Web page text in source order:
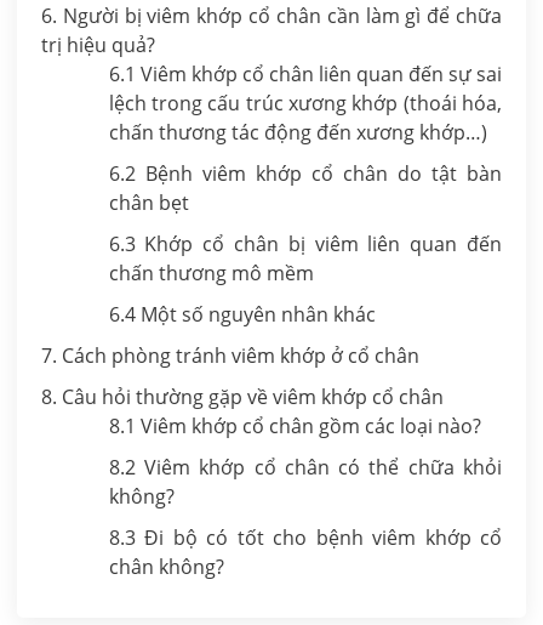
6. Người bị viêm khớp cổ chân cần làm gì để chữa
trị hiệu quả?
6.1 Viêm khớp cổ chân liên quan đến sự sai
lệch trong cấu trúc xương khớp (thoái hóa,
chấn thương tác động đến xương khớp…)
6.2 Bệnh viêm khớp cổ chân do tật bàn
chân bẹt
6.3 Khớp cổ chân bị viêm liên quan đến
chấn thương mô mềm
6.4 Một số nguyên nhân khác
7. Cách phòng tránh viêm khớp ở cổ chân
8. Câu hỏi thường gặp về viêm khớp cổ chân
8.1 Viêm khớp cổ chân gồm các loại nào?
8.2 Viêm khớp cổ chân có thể chữa khỏi
không?
8.3 Đi bộ có tốt cho bệnh viêm khớp cổ
chân không?